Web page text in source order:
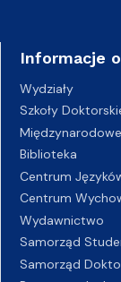
Informacje o
Wydziały
Szkoły
Biblioteka
Centrum
Centrum
Wydawnictwo
Samorząd
Samorząd